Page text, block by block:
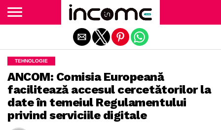
TEHNOLOGIE
ANCOM: Comisia Europeană
facilitează accesul cercetătorilor la
date în temeiul Regulamentului
privind serviciile digitale
Exit mobile version